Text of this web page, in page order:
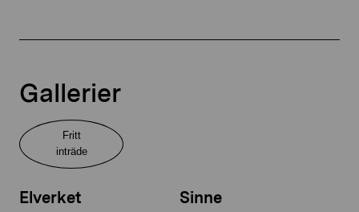
Gallerier
Fritt
inträde
Elverket Sinne